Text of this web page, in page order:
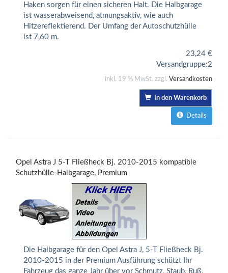
Haken sorgen für einen sicheren Halt. Die Halbgarage
ist wasserabweisend, atmungsaktiv, wie auch
Hitzereflektierend. Der Umfang der Autoschutzhülle
ist 7,60 m.
23,24 €
Versandgruppe:2
inkl. 19 % MwSt. zzgl. Versandkosten
In den Warenkorb
Details
Opel Astra J 5-T Fließheck Bj. 2010-2015 kompatible
Schutzhülle-Halbgarage, Premium
Die Halbgarage für den Opel Astra J, 5-T Fließheck Bj.
2010-2015 in der Premium Ausführung schützt Ihr
Fahrzeug das ganze Jahr über vor Schmutz, Staub, Ruß,